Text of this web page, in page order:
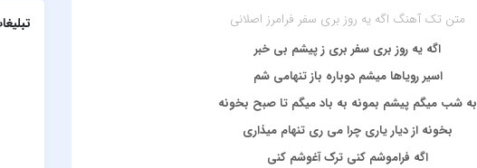
متن تک آهنگ اگه یه روز بری سفر فرامرز اصلانی
اگه یه روز بری سفر بری ز پیشم بی خبر
اسیر رویاها میشم دوباره باز تنهامی شم
به شب میگم پیشم بمونه به باد میگم تا صبح بخونه
بخونه از دیار یاری چرا می ری تنهام میذاری
اگه فراموشم کنی ترک آغوشم کنی